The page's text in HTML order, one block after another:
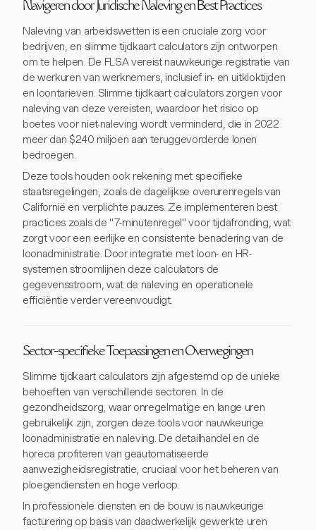
Navigeren door Juridische Naleving en Best Practices
Naleving van arbeidswetten is een cruciale zorg voor
bedrijven, en slimme tijdkaart calculators zijn ontworpen
om te helpen. De FLSA vereist nauwkeurige registratie van
de werkuren van werknemers, inclusief in- en uitkloktijden
en loontarieven. Slimme tijdkaart calculators zorgen voor
naleving van deze vereisten, waardoor het risico op
boetes voor niet-naleving wordt verminderd, die in 2022
meer dan $240 miljoen aan teruggevorderde lonen
bedroegen.
Deze tools houden ook rekening met specifieke
staatsregelingen, zoals de dagelijkse overurenregels van
Californië en verplichte pauzes. Ze implementeren best
practices zoals de "7-minutenregel" voor tijdafronding, wat
zorgt voor een eerlijke en consistente benadering van de
loonadministratie. Door integratie met loon- en HR-
systemen stroomlijnen deze calculators de
gegevensstroom, wat de naleving en operationele
efficiëntie verder vereenvoudigt.
Sector-specifieke Toepassingen en Overwegingen
Slimme tijdkaart calculators zijn afgestemd op de unieke
behoeften van verschillende sectoren. In de
gezondheidszorg, waar onregelmatige en lange uren
gebruikelijk zijn, zorgen deze tools voor nauwkeurige
loonadministratie en naleving. De detailhandel en de
horeca profiteren van geautomatiseerde
aanwezigheidsregistratie, cruciaal voor het beheren van
ploegendiensten en hoge verloop.
In professionele diensten en de bouw is nauwkeurige
facturering op basis van daadwerkelijk gewerkte uren